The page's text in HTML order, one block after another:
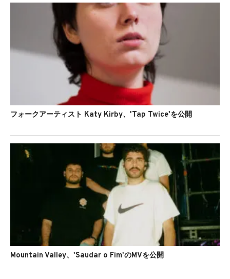
フォークアーティスト Katy Kirby、'Tap Twice'を公開
Mountain Valley、'Saudar o Fim'のMVを公開